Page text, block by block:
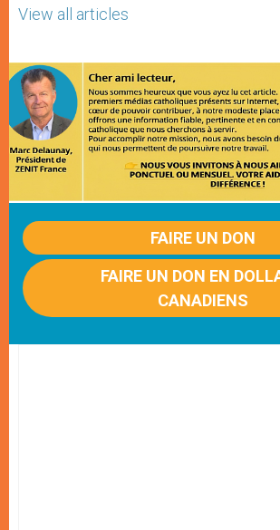
View all articles
FAIRE UN DON
FAIRE UN DON EN
CANADIENS